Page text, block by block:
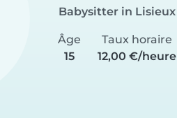
Babysitter in Lisieux
Âge
15
Taux horaire
12,00 €/heure